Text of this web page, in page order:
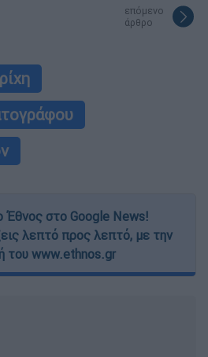
επόμενο
άρθρο
Έθνος στο Google News!
λεπτό προς λεπτό, με την
του www.ethnos.gr